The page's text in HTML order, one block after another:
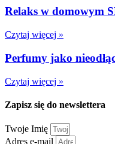
Relaks w domowym
Czytaj więcej »
Perfumy jako
Czytaj więcej »
Zapisz się do newslettera
Twoje Imię
Adres e-mail